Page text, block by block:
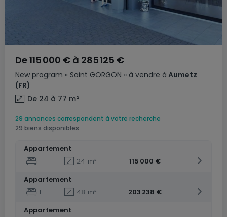
New program « Saint GORGON » à vendre à Aumetz
(FR)
De115 000 € à 285 125 €
De 24 à 77 m²
29 annonces correspondent à votre recherche
29 biens disponibles
Appartement
-
24 m²
115 000 €
Appartement
1
48 m²
203 238 €
Appartement